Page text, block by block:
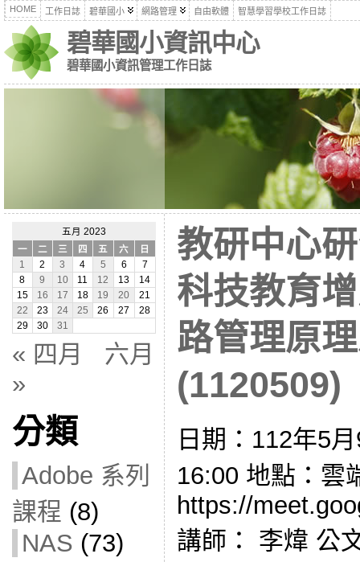
HOME 工作日誌 碧華國小 網路管理 自由軟體 智慧學習學校工作日誌
碧華國小資訊中心
碧華國小資訊管理工作日誌
五月 2023
一
二 三 四 五 六
日
1
2 3 4 5 6
7
8
9 10 11 12 13
14
15
16 17 18 19 20
21
22
23 24 25 26 27
28
29
30 31
« 四月
六月
»
分類
Adobe 系列
課程 (8)
NAS (73)
教研中心
科技教育
路管理原
(1120509)
日期：112年5
16:00 地點：雲
https://
講師： 李煒 公